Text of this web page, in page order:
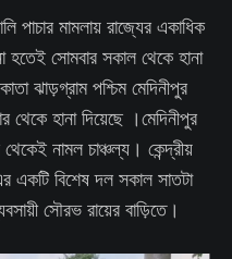
পাচার মামলায় রাজ্যের একাধিক
সোমবার সকাল থেকে হানা
ঝাড়গ্রাম পশ্চিম মেদিনীপুর
হানা দিয়েছে ।মেদিনীপুর
নামল চাঞ্চল্য। কেন্দ্রীয়
একটি বিশেষ দল সকাল সাতটা
সৌরভ রায়ের বাড়িতে।